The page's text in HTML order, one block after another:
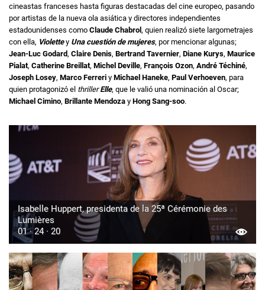
cineastas franceses hasta figuras destacadas del cine europeo, pasando
por artistas de la nueva ola asiática y directores independientes
estadounidenses como Claude Chabrol , quien realizó siete largometrajes
con ella, Violettey Una cuestión de mujeres, por mencionar algunas;
Jean-Luc Godard, Claire Denis, Bertrand Tavernier, Diane Kurys, Maurice
Pialat, Catherine Breillat, Michel Deville, François Ozon, André Téchiné,
Joseph Losey, Marco Ferreri y Michael Haneke, Paul Verhoeven, para
quien protagonizó el thriller Elle, que le valió una nominación al Oscar;
Michael Cimino, Brillante Mendoza y Hong Sang-soo.
Isabelle Huppert, presidenta de la 25ª Cérémonie des
Lumières
01 · 24 · 20